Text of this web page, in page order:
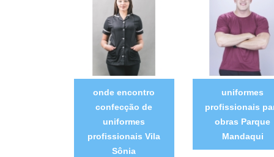
onde encontro
confecção de
uniformes
profissionais Vila
Sônia
uniformes
profissionais
obras Parque
Mandaqui